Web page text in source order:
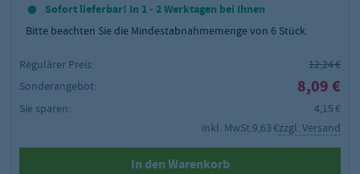
Sofort lieferbar! In 1 - 2 Werktagen bei Ihnen
Bitte beachten Sie die Mindestabnahmemenge von 6 Stück.
Regulärer Preis:
12,24 €
Sonderangebot:
8,09 €
Sie sparen:
4,15 €
inkl. MwSt.9,63 €zzgl. Versand
In den Warenkorb